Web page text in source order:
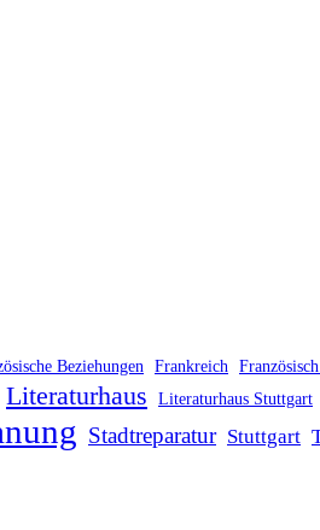
Beziehungen Frankreich Französisch.
Literaturhaus Literaturhaus Stuttgart
Stadtreparatur Stuttgart